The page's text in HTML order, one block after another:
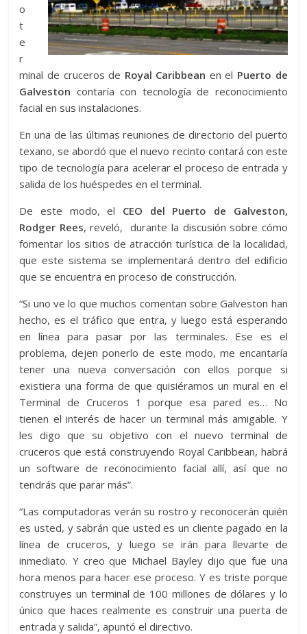
o
t
e
r
minal de cruceros de Royal Caribbean en el Puerto de
Galveston contaría con tecnología de reconocimiento
facial en sus instalaciones.
En una de las últimas reuniones de directorio del puerto
texano, se abordó que el nuevo recinto contará con este
tipo de tecnología para acelerar el proceso de entrada y
salida de los huéspedes en el terminal.
De este modo, el CEO del Puerto de Galveston,
Rodger Rees, reveló, durante la discusión sobre cómo
fomentar los sitios de atracción turística de la localidad,
que este sistema se implementará dentro del edificio
que se encuentra en proceso de construcción.
“Si uno ve lo que muchos comentan sobre Galveston han
hecho, es el tráfico que entra, y luego está esperando
en línea para pasar por las terminales. Ese es el
problema, dejen ponerlo de este modo, me encantaría
tener una nueva conversación con ellos porque si
existiera una forma de que quisiéramos un mural en el
Terminal de Cruceros 1 porque esa pared es… No
tienen el interés de hacer un terminal más amigable. Y
les digo que su objetivo con el nuevo terminal de
cruceros que está construyendo Royal Caribbean, habrá
un software de reconocimiento facial allí, así que no
tendrás que parar más”.
“Las computadoras verán su rostro y reconocerán quién
es usted, y sabrán que usted es un cliente pagado en la
línea de cruceros, y luego se irán para llevarte de
inmediato. Y creo que Michael Bayley dijo que fue una
hora menos para hacer ese proceso. Y es triste porque
construyes un terminal de 100 millones de dólares y lo
único que haces realmente es construir una puerta de
entrada y salida”, apuntó el directivo.